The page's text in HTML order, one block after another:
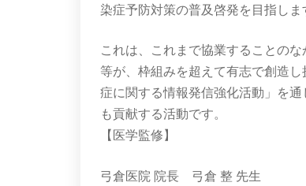
染症予防対策の普及啓発を目指しま
これは、これまで協業することの
等が、枠組みを超えて有志で創造
症に関する情報発信強化活動」を
も貢献する活動です。
【医学監修】
弓倉医院 院長 弓倉 整 先生